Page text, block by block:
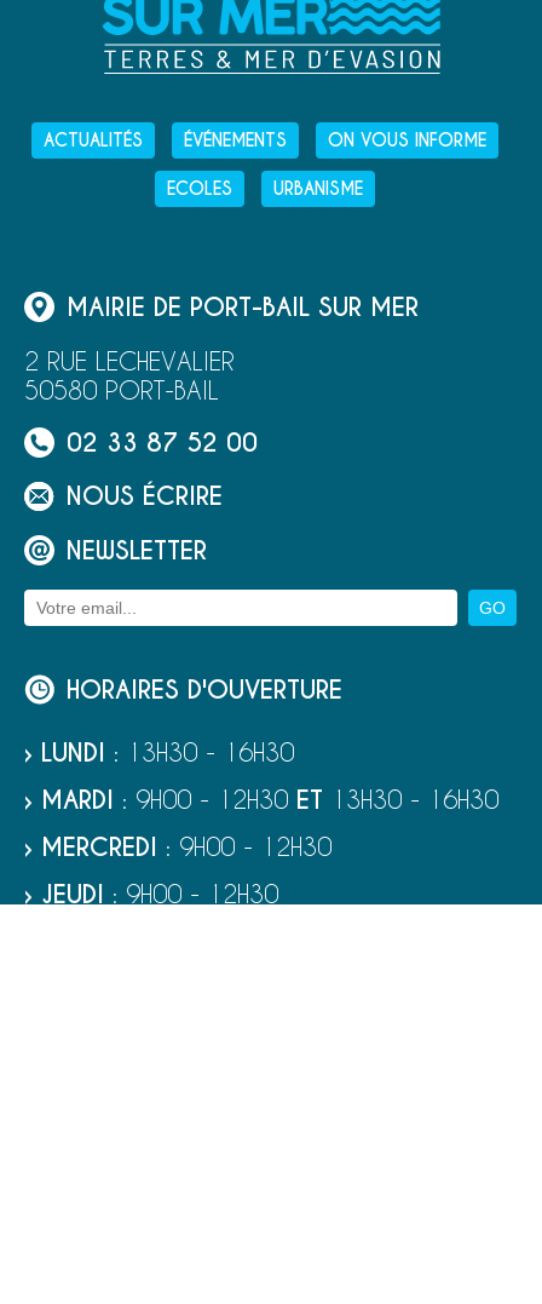
ACTUALITÉS ÉVÉNEMENTS ON VOUS INFORME
ECOLES URBANISME
MAIRIE DE PORT-BAIL SUR MER
2 RUE LECHEVALIER
50580 PORT-BAIL
02 33 87 52 00
NOUS ÉCRIRE
NEWSLETTER
HORAIRES D'OUVERTURE
› LUNDI : 13H30 - 16H30
› MARDI : 9H00 - 12H30 ET 13H30 - 16H30
› MERCREDI : 9H00 - 12H30
› JEUDI : 9H00 - 12H30